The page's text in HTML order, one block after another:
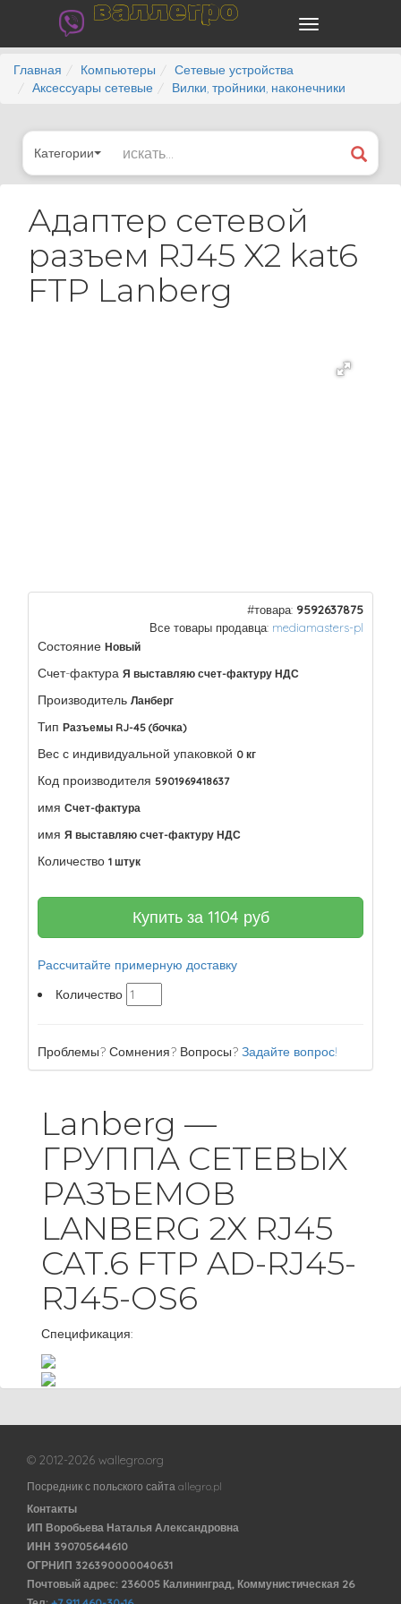
валлегро
Главная Компьютеры
Сетевые устройства
Аксессуары сетевые
Вилки, тройники, наконечники
Категории
Адаптер сетевой
разъем RJ45 X2 kat6
FTP Lanberg
#товара: 9592637875
Все товары продавца: mediamasters-pl
Состояние Новый
Счет-фактура Я выставляю счет-фактуру НДС
Производитель Ланберг
Тип Разъемы RJ-45 (бочка)
Вес с индивидуальной упаковкой 0 кг
Код производителя 5901969418637
имя Счет-фактура
имя Я выставляю счет-фактуру НДС
Количество 1 штук
Купить за 1104 руб
Рассчитайте примерную доставку
Количество
Проблемы? Сомнения? Вопросы? Задайте вопрос!
Lanberg —
ГРУППА СЕТЕВЫХ
РАЗЪЕМОВ
LANBERG 2X RJ45
CAT.6 FTP AD-RJ45-
RJ45-OS6
Спецификация:
© 2012-2026 wallegro.org
Посредник с польского сайта allegro.pl
Контакты
ИП Воробьева Наталья Александровна
ИНН 390705644610
ОГРНИП 326390000040631
Почтовый адрес: 236005 Калининград, Коммунистическая 26